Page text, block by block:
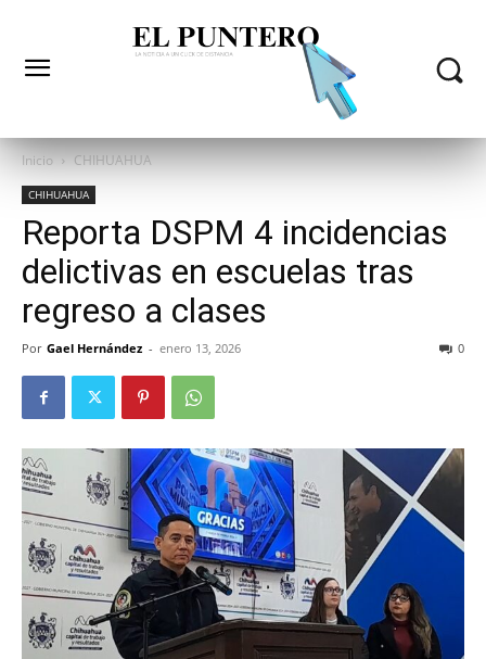
Inicio CHIHUAHUA
CHIHUAHUA
Reporta DSPM 4 incidencias
delictivas en escuelas tras
regreso a clases
Por Gael Hernández - enero 13, 2026 0